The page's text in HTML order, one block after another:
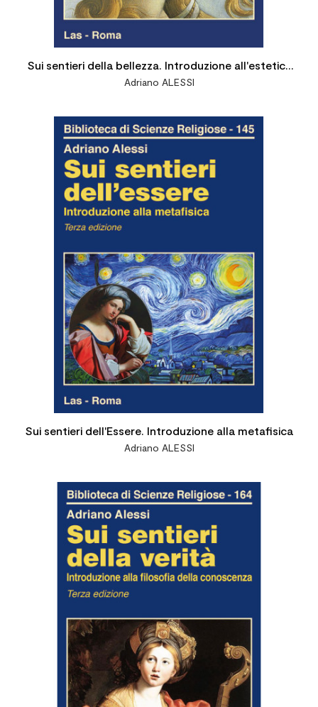
Sui sentieri della bellezza. Introduzione all'estetica
filosofica
Adriano ALESSI
Sui sentieri dell'Essere. Introduzione alla metafisica
Adriano ALESSI